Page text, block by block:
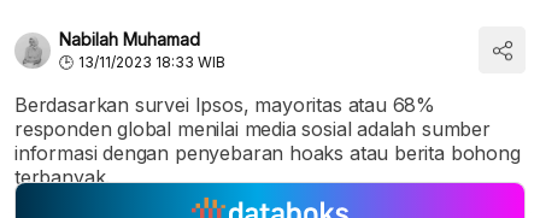
Nabilah Muhamad
13/11/2023 18:33 WIB
Berdasarkan survei Ipsos, mayoritas atau 68%
responden global menilai media sosial adalah sumber
informasi dengan penyebaran hoaks atau berita bohong
terbanyak.